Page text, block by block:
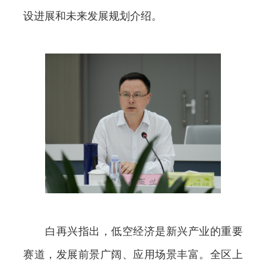
设进展和未来发展规划介绍。
白再兴指出，低空经济是新兴产业的重要
赛道，发展前景广阔、应用场景丰富。全区上